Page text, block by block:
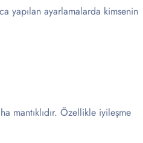
yapılan ayarlamalarda kimsenin
mantıklıdır. Özellikle iyileşme